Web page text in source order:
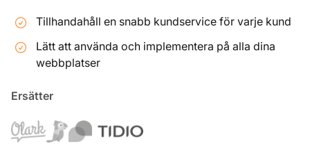
Tillhandahåll en snabb kundservice för varje kund
Lätt att använda och implementera på alla dina
webbplatser
Ersätter